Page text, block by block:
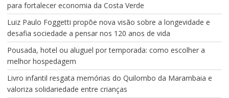
para fortalecer economia da Costa Verde
Luiz Paulo Foggetti propõe nova visão sobre a longevidade e
desafia sociedade a pensar nos 120 anos de vida
Pousada, hotel ou aluguel por temporada: como escolher a
melhor hospedagem
Livro infantil resgata memórias do Quilombo da Marambaia e
valoriza solidariedade entre crianças